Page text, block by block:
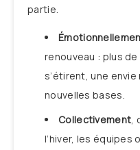
partie.
renouveau : plus
s’étirent, une
nouvelles bases.
Collectivement,
l’hiver, les équipes